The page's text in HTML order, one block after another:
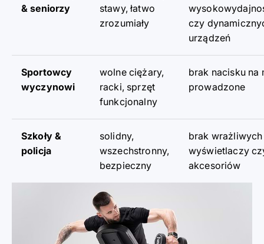
& seniorzy
stawy, łatwo
zrozumiały
czy
urządzeń
Sportowcy
wyczynowi
wolne ciężary,
racki, sprzęt
funkcjonalny
brak nacisku na
prowadzone
Szkoły &
policja
solidny,
wszechstronny,
bezpieczny
brak wrażliwych
wyświetlaczy
akcesoriów